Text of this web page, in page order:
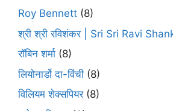
Roy Bennett (8)
श्री श्री रविशंकर | Sri Sri Ravi
रॉबिन शर्मा (8)
लियोनार्डो दा-विंची (8)
विलियम शेक्सपियर(8)